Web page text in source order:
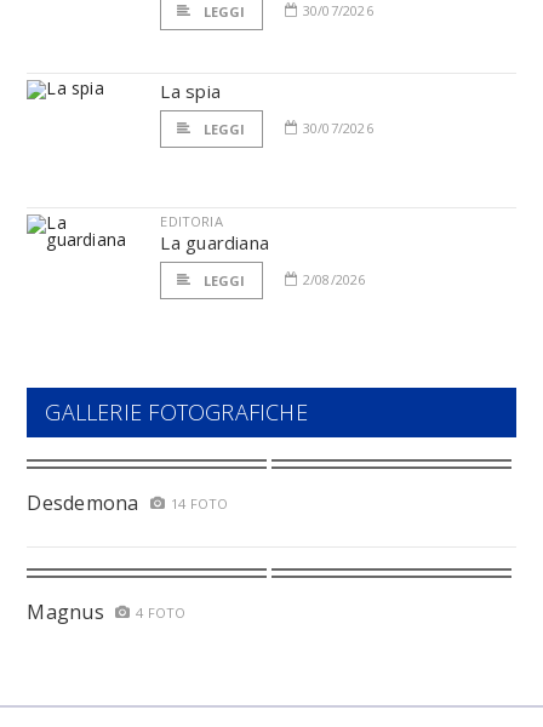
LEGGI 30/07/2026
La spia
LEGGI 30/07/2026
EDITORIA
La guardiana
LEGGI 2/08/2026
GALLERIE FOTOGRAFICHE
Desdemona 14 FOTO
Magnus 4 FOTO